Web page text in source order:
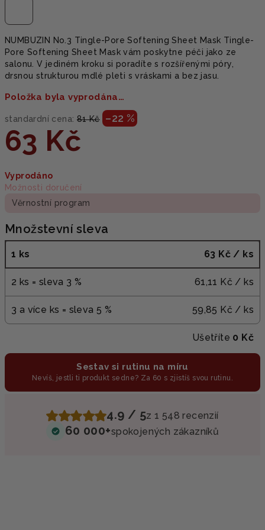
NUMBUZIN No.3 Tingle-Pore Softening Sheet Mask Tingle-
Pore Softening Sheet Mask vám poskytne péči jako ze
salonu. V jediném kroku si poradíte s rozšířenými póry,
drsnou strukturou mdlé pleti s vráskami a bez jasu.
Položka byla vyprodána…
standardní cena: 81 Kč –22 %
63 Kč
cena:
Vyprodáno
Možnosti doručení
Věrnostní program
Množstevní sleva
1 ks 63 Kč / ks
2 ks = sleva 3 % 61,11 Kč / ks
3 a více ks = sleva 5 % 59,85 Kč / ks
Ušetříte 0 Kč
Sestav si rutinu na míru
Nevíš, jestli ti produkt sedne? Za 60 s zjistíš svou rutinu.
4.9 / 5z 1 548 recenzií
60 000+spokojených zákazníků